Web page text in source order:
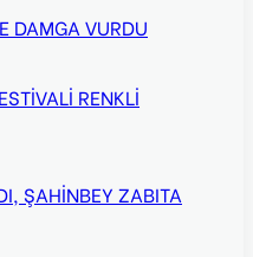
DAMGA VURDU
RENKLİ
ŞAHİNBEY ZABITA